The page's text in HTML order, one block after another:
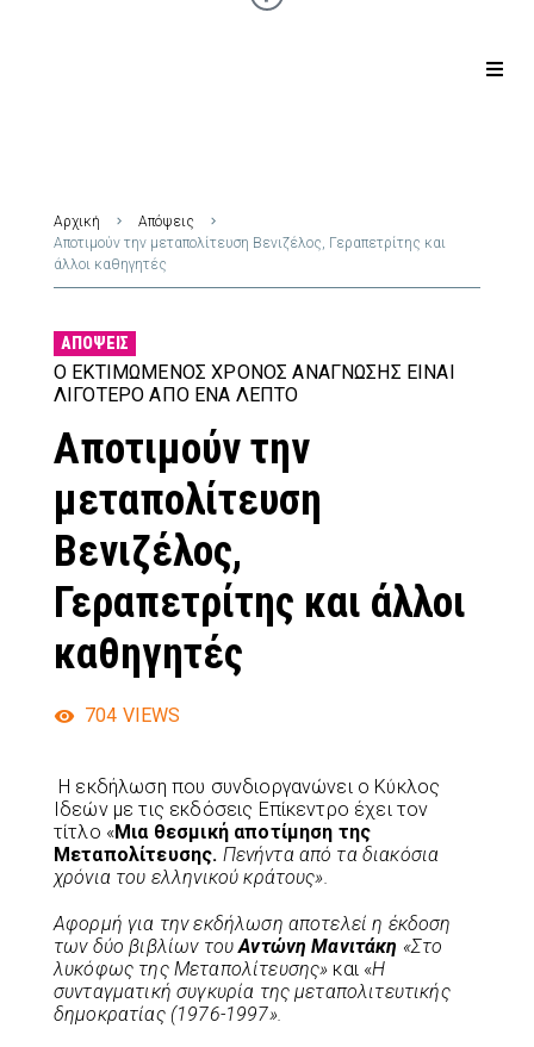
Αρχική
Απόψεις
Αποτιμούν την μεταπολίτευση Βενιζέλος, Γεραπετρίτης και
άλλοι καθηγητές
ΑΠΌΨΕΙΣ
Ο ΕΚΤΙΜΏΜΕΝΟΣ ΧΡΌΝΟΣ ΑΝΆΓΝΩΣΗΣ ΕΊΝΑΙ
ΛΙΓΌΤΕΡΟ ΑΠΌ ΈΝΑ ΛΕΠΤΌ
Αποτιμούν την
μεταπολίτευση
Βενιζέλος,
Γεραπετρίτης και άλλοι
καθηγητές
704 VIEWS
Η εκδήλωση που συνδιοργανώνει ο Κύκλος
Ιδεών με τις εκδόσεις Επίκεντρο έχει τον
τίτλο «Μια θεσμική αποτίμηση της
Μεταπολίτευσης. Πενήντα από τα διακόσια
χρόνια του ελληνικού κράτους».
Αφορμή για την εκδήλωση αποτελεί η έκδοση
των δύο βιβλίων τουΑντώνη Μανιτάκη «Στο
λυκόφως της Μεταπολίτευσης» και «Η
συνταγματική συγκυρία της μεταπολιτευτικής
δημοκρατίας (1976-1997».